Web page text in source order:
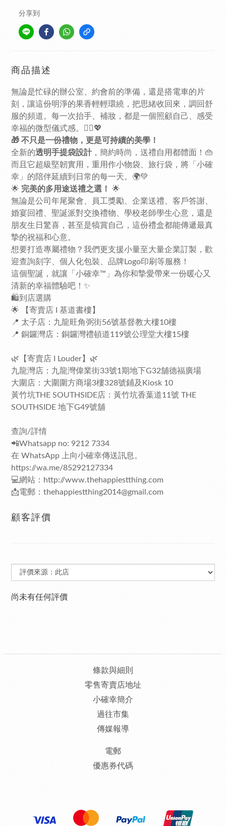
分享到
商品描述
無論是忙碌的辦公室、約會前的準備，還是搭電車的片
刻，讓這份明淨的果香輕輕環繞，把思緒收回來，調回舒
服的頻道。每一次抬手、補妝，都是一個照顧自己、感受
幸福的微型儀式感。💆‍♀️💖
🎁 不只是一份禮物，更是可持續的美學！
全新的透明手提袋設計，簡約時尚，送禮自用都體面！👜
而且它超級堅韌實用，重用作小物袋、旅行袋，將「小確
幸」的陪伴延續到日常的每一天。🌍💚
🌟 完美的多用途送禮之選！
🌟
無論是公司年尾聚會、員工獎勵、企業送禮、客戶答謝、
婚宴回禮、聖誕派對交換禮物、學校老師學生心意，還是
朋友生日驚喜，甚至是犒賞自己，這份禮盒都能傳遞最真
摯的祝福和心意。
想要打造專屬禮物？我們更支援小量至大量企業訂製，歡
迎查詢刻字、個人化包裝、品牌Logo印刷等服務！
這個聖誕，就讓「小確幸™」為你和摯愛帶來一份暖心又
清新的幸福體驗吧！✨
🛍️到店選購
🌟 【寄賣店 I 基道書樓】
📍 太子店：九龍旺角弼街56號基督教大樓10樓
📍 銅鑼灣店：銅鑼灣禮頓道119號公理堂大樓15樓
🌿【寄賣店 I Louder】🌿
九龍灣店：九龍灣偉業街33號1期地下G32舖德福廣場
大圍店：大圍圍方商場3樓328號鋪及Kiosk 10
黃竹坑THE SOUTHSIDE店：黃竹坑香葉道11號 THE
SOUTHSIDE 地下G49號舖
查詢/詳情
📲Whatsapp no: 9212 7334
在 WhatsApp 上向小確幸傳送訊息。
https://wa.me/85292127334
💻網站：http://www.thehappiestthing.com
📩電郵：thehappiestthing2014@gmail.com
顧客評價
尚未有任何評價
條款與細則
零售寄賣店地址
小確幸簡介
過往市集
傳媒報導
電郵
優惠券代碼